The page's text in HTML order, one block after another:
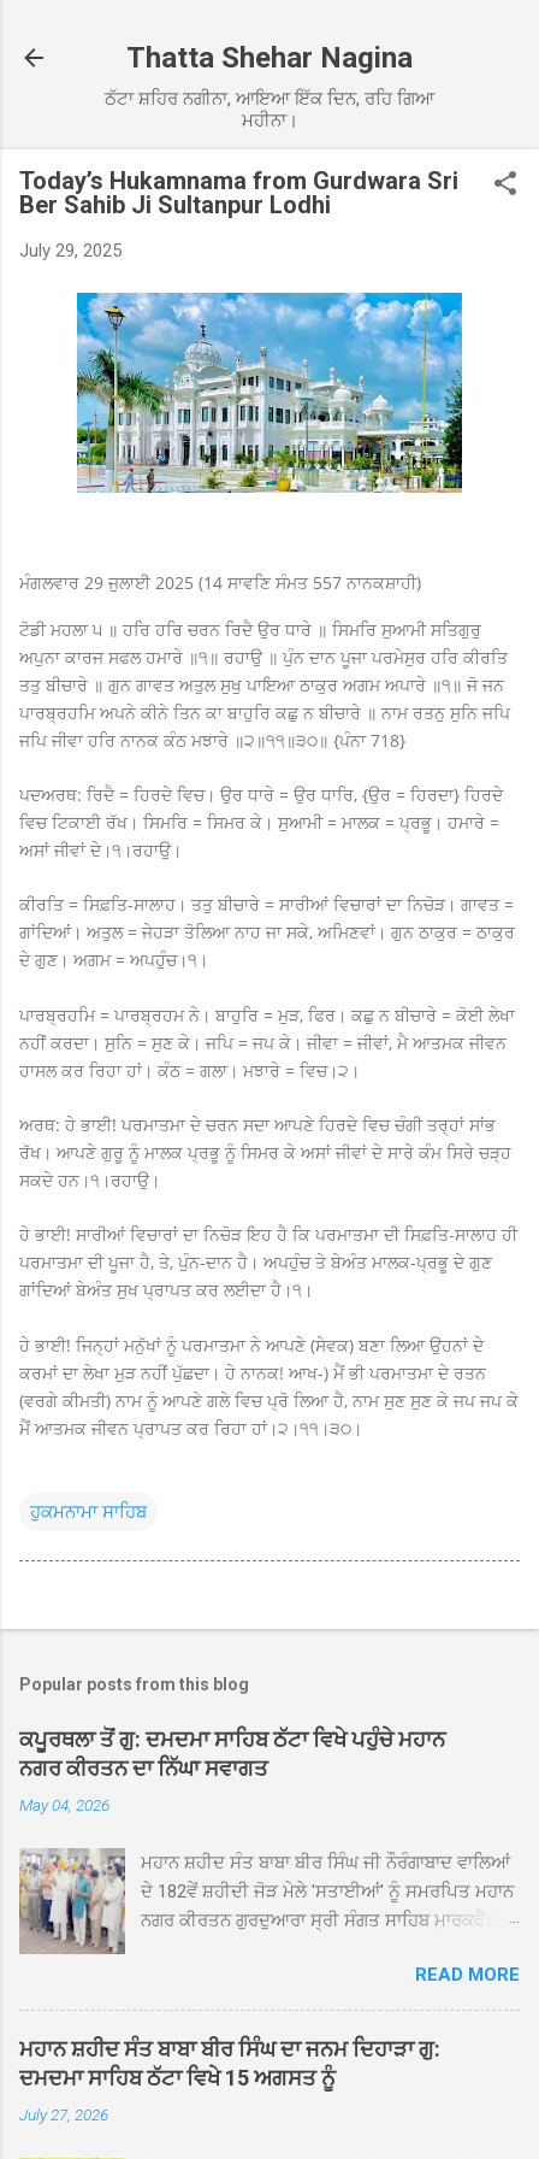
Thatta Shehar Nagina
ਠੱਟਾ ਸ਼ਹਿਰ ਨਗੀਨਾ, ਆਇਆ ਇੱਕ ਦਿਨ, ਰਹਿ ਗਿਆ
ਮਹੀਨਾ।
Today’s Hukamnama from Gurdwara Sri
Ber Sahib Ji Sultanpur Lodhi
July 29, 2025
ਮੰਗਲਵਾਰ 29 ਜੁਲਾਈ 2025 (14 ਸਾਵਣਿ ਸੰਮਤ 557 ਨਾਨਕਸ਼ਾਹੀ)
ਟੋਡੀ ਮਹਲਾ ੫ ॥ ਹਰਿ ਹਰਿ ਚਰਨ ਰਿਦੈ ਉਰ ਧਾਰੇ ॥ ਸਿਮਰਿ ਸੁਆਮੀ ਸਤਿਗੁਰੁ
ਅਪੁਨਾ ਕਾਰਜ ਸਫਲ ਹਮਾਰੇ ॥੧॥ ਰਹਾਉ ॥ ਪੁੰਨ ਦਾਨ ਪੂਜਾ ਪਰਮੇਸੁਰ ਹਰਿ ਕੀਰਤਿ
ਤਤੁ ਬੀਚਾਰੇ ॥ ਗੁਨ ਗਾਵਤ ਅਤੁਲ ਸੁਖੁ ਪਾਇਆ ਠਾਕੁਰ ਅਗਮ ਅਪਾਰੇ ॥੧॥ ਜੋ ਜਨ
ਪਾਰਬ੍ਰਹਮਿ ਅਪਨੇ ਕੀਨੇ ਤਿਨ ਕਾ ਬਾਹੁਰਿ ਕਛੁ ਨ ਬੀਚਾਰੇ ॥ ਨਾਮ ਰਤਨੁ ਸੁਨਿ ਜਪਿ
ਜਪਿ ਜੀਵਾ ਹਰਿ ਨਾਨਕ ਕੰਠ ਮਝਾਰੇ ॥੨॥੧੧॥੩੦॥ {ਪੰਨਾ 718}
ਪਦਅਰਥ: ਰਿਦੈ = ਹਿਰਦੇ ਵਿਚ। ਉਰ ਧਾਰੇ = ਉਰ ਧਾਰਿ, {ਉਰ = ਹਿਰਦਾ} ਹਿਰਦੇ
ਵਿਚ ਟਿਕਾਈ ਰੱਖ। ਸਿਮਰਿ = ਸਿਮਰ ਕੇ। ਸੁਆਮੀ = ਮਾਲਕ = ਪ੍ਰਭੂ। ਹਮਾਰੇ =
ਅਸਾਂ ਜੀਵਾਂ ਦੇ।੧।ਰਹਾਉ।
ਕੀਰਤਿ = ਸਿਫ਼ਤਿ-ਸਾਲਾਹ। ਤਤੁ ਬੀਚਾਰੇ = ਸਾਰੀਆਂ ਵਿਚਾਰਾਂ ਦਾ ਨਿਚੋੜ। ਗਾਵਤ =
ਗਾਂਦਿਆਂ। ਅਤੁਲ = ਜੇਹੜਾ ਤੋਲਿਆ ਨਾਹ ਜਾ ਸਕੇ, ਅਮਿਣਵਾਂ। ਗੁਨ ਠਾਕੁਰ = ਠਾਕੁਰ
ਦੇ ਗੁਣ। ਅਗਮ = ਅਪਹੁੰਚ।੧।
ਪਾਰਬ੍ਰਹਮਿ = ਪਾਰਬ੍ਰਹਮ ਨੇ। ਬਾਹੁਰਿ = ਮੁੜ, ਫਿਰ। ਕਛੁ ਨ ਬੀਚਾਰੇ = ਕੋਈ ਲੇਖਾ
ਨਹੀਂ ਕਰਦਾ। ਸੁਨਿ = ਸੁਣ ਕੇ। ਜਪਿ = ਜਪ ਕੇ। ਜੀਵਾ = ਜੀਵਾਂ, ਮੈ ਆਤਮਕ ਜੀਵਨ
ਹਾਸਲ ਕਰ ਰਿਹਾ ਹਾਂ। ਕੰਠ = ਗਲਾ। ਮਝਾਰੇ = ਵਿਚ।੨।
ਅਰਥ: ਹੇ ਭਾਈ! ਪਰਮਾਤਮਾ ਦੇ ਚਰਨ ਸਦਾ ਆਪਣੇ ਹਿਰਦੇ ਵਿਚ ਚੰਗੀ ਤਰ੍ਹਾਂ ਸਾਂਭ
ਰੱਖ। ਆਪਣੇ ਗੁਰੂ ਨੂੰ ਮਾਲਕ ਪ੍ਰਭੂ ਨੂੰ ਸਿਮਰ ਕੇ ਅਸਾਂ ਜੀਵਾਂ ਦੇ ਸਾਰੇ ਕੰਮ ਸਿਰੇ ਚੜ੍ਹ
ਸਕਦੇ ਹਨ।੧।ਰਹਾਉ।
ਹੇ ਭਾਈ! ਸਾਰੀਆਂ ਵਿਚਾਰਾਂ ਦਾ ਨਿਚੋੜ ਇਹ ਹੈ ਕਿ ਪਰਮਾਤਮਾ ਦੀ ਸਿਫ਼ਤਿ-ਸਾਲਾਹ ਹੀ
ਪਰਮਾਤਮਾ ਦੀ ਪੂਜਾ ਹੈ, ਤੇ, ਪੁੰਨ-ਦਾਨ ਹੈ। ਅਪਹੁੰਚ ਤੇ ਬੇਅੰਤ ਮਾਲਕ-ਪ੍ਰਭੂ ਦੇ ਗੁਣ
ਗਾਂਦਿਆਂ ਬੇਅੰਤ ਸੁਖ ਪ੍ਰਾਪਤ ਕਰ ਲਈਦਾ ਹੈ।੧।
ਹੇ ਭਾਈ! ਜਿਨ੍ਹਾਂ ਮਨੁੱਖਾਂ ਨੂੰ ਪਰਮਾਤਮਾ ਨੇ ਆਪਣੇ (ਸੇਵਕ) ਬਣਾ ਲਿਆ ਉਹਨਾਂ ਦੇ
ਕਰਮਾਂ ਦਾ ਲੇਖਾ ਮੁੜ ਨਹੀਂ ਪੁੱਛਦਾ। ਹੇ ਨਾਨਕ! ਆਖ-) ਮੈਂ ਭੀ ਪਰਮਾਤਮਾ ਦੇ ਰਤਨ
(ਵਰਗੇ ਕੀਮਤੀ) ਨਾਮ ਨੂੰ ਆਪਣੇ ਗਲੇ ਵਿਚ ਪ੍ਰੋ ਲਿਆ ਹੈ, ਨਾਮ ਸੁਣ ਸੁਣ ਕੇ ਜਪ ਜਪ ਕੇ
ਮੈਂ ਆਤਮਕ ਜੀਵਨ ਪ੍ਰਾਪਤ ਕਰ ਰਿਹਾ ਹਾਂ।੨।੧੧।੩੦।
ਹੁਕਮਨਾਮਾ ਸਾਹਿਬ
Popular posts from this blog
ਕਪੂਰਥਲਾ ਤੋਂ ਗੁ: ਦਮਦਮਾ ਸਾਹਿਬ ਠੱਟਾ ਵਿਖੇ ਪਹੁੰਚੇ ਮਹਾਨ
ਨਗਰ ਕੀਰਤਨ ਦਾ ਨਿੱਘਾ ਸਵਾਗਤ
May 04, 2026
ਮਹਾਨ ਸ਼ਹੀਦ ਸੰਤ ਬਾਬਾ ਬੀਰ ਸਿੰਘ ਜੀ ਨੌਰੰਗਾਬਾਦ ਵਾਲਿਆਂ
ਦੇ 182ਵੇਂ ਸ਼ਹੀਦੀ ਜੋੜ ਮੇਲੇ 'ਸਤਾਈਆਂ' ਨੂੰ ਸਮਰਪਿਤ ਮਹਾਨ
ਨਗਰ ਕੀਰਤਨ ਗੁਰਦੁਆਰਾ ਸ੍ਰੀ ਸੰਗਤ ਸਾਹਿਬ ਮਾਰਕਫੈੱਡ
ਸਰਪ੍ਰਸਤੀ ਹੇਠ, ਪੰਜ ਪਿਆਰਿਆਂ ਦੀ ਅਗਵਾਈ ਵਿੱਚ
ਮਹੱਲਾ ਸੰਤਪੁਰਾ ਤੋਂ ਪ੍ਰਾਰੰਭ ਹੋ ਕੇ ਪਿੰਡ ਭਗਤਪੁਰ,
ਭਗਵਾਨਪੁਰ, ਝੁੱਗੀਆਂ ਗੁਲਾਮ, ਮਜਾਦਪੁਰ, ਕੁੱਲੀਆਂ, ਰੱਤਾ ਨੌ
ਅਬਾਦ, ਕੋਲੀਆਂਵਾਲ, ਅੱਡਾ ਸਾਬੂਵਾਲ, ਦਰੀਏਵਾਲ,
ਟੋਡਰਵਾਲ, ਨਵਾਂ ਠੱਟਾ, ਪੁਰਾਣਾ ਠੱਟਾ ਤੋਂ ਹੁੰਦਾ ਹੋਇਆ
READ MORE
ਮਹਾਨ ਸ਼ਹੀਦ ਸੰਤ ਬਾਬਾ ਬੀਰ ਸਿੰਘ ਦਾ ਜਨਮ ਦਿਹਾੜਾ ਗੁ:
ਦਮਦਮਾ ਸਾਹਿਬ ਠੱਟਾ ਵਿਖੇ 15 ਅਗਸਤ ਨੂੰ
July 27, 2026